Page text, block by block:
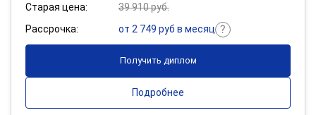
Старая цена:
39 910 руб.
Рассрочка:
от 2 749 руб в месяц
Получить диплом
Подробнее